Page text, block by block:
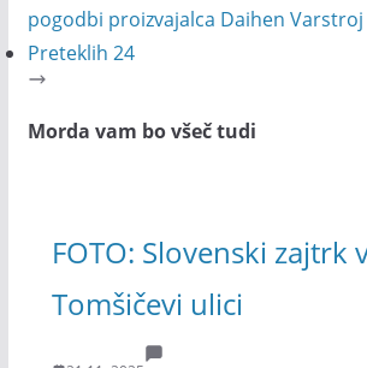
pogodbi proizvajalca Daihen Varstroj
Preteklih 24
Morda vam bo všeč tudi
FOTO: Slovenski zajtrk
Tomšičevi ulici